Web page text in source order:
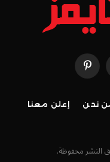
بينتيريست
نحن
إعلن معنا